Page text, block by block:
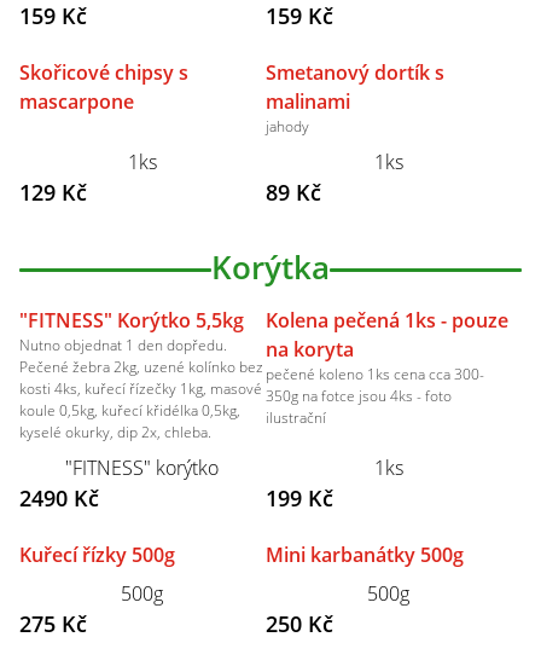
159 Kč 159 Kč
Skořicové chipsy s
mascarpone
1ks
129 Kč
Smetanový dortík s
malinami
jahody
1ks
89 Kč
Korýtka
"FITNESS" Korýtko 5,5kg
Nutno objednat 1 den dopředu.
Pečené žebra 2kg, uzené kolínko bez
kosti 4ks, kuřecí řízečky 1kg, masové
koule 0,5kg, kuřecí křidélka 0,5kg,
kyselé okurky, dip 2x, chleba.
"FITNESS" korýtko
2490 Kč
Kolena pečená 1ks - pouze
na koryta
pečené koleno 1ks cena cca 300-
350g na fotce jsou 4ks - foto
ilustrační
1ks
199 Kč
Kuřecí řízky 500g
500g
275 Kč
Mini karbanátky 500g
500g
250 Kč